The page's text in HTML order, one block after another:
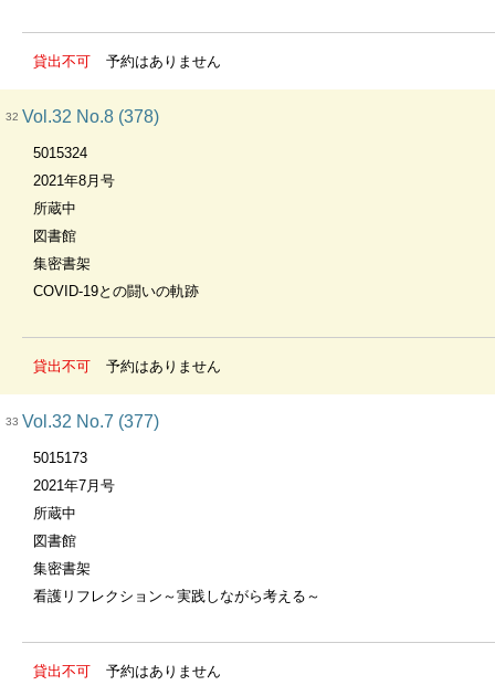
貸出不可 予約はありません
32 Vol.32 No.8 (378)
5015324
2021年8月号
所蔵中
図書館
集密書架
COVID-19との闘いの軌跡
貸出不可 予約はありません
33 Vol.32 No.7 (377)
5015173
2021年7月号
所蔵中
図書館
集密書架
看護リフレクション～実践しながら考える～
貸出不可 予約はありません